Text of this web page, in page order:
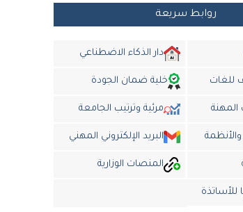
روابط سريعة
دار الذكاء الاضطناعي
للغات خلية ضمان الجودة
المهنة مرئية وترتيب الجامعة
البريد الإلكتروني المهني
المنصات الوزارية
للأساتذة